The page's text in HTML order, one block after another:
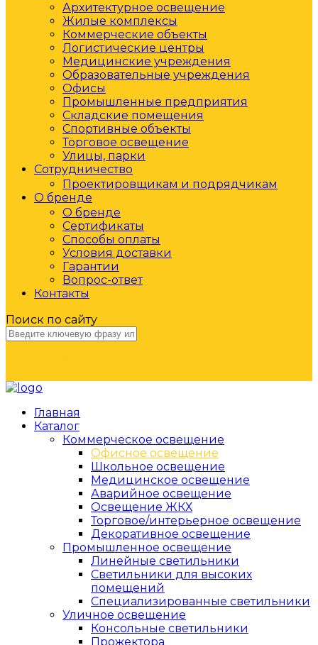
Архитектурное освещение
Жилые комплексы
Коммерческие объекты
Логистические центры
Медицинские учреждения
Образовательные учреждения
Офисы
Промышленные предприятия
Складские помещения
Спортивные объекты
Торговое освещение
Улицы, парки
Сотрудничество
Проектировщикам и подрядчикам
О бренде
О бренде
Сертификаты
Способы оплаты
Условия доставки
Гарантии
Вопрос-ответ
Контакты
Поиск по сайту
Главная
Каталог
Коммерческое освещение
Офисное освещение
Школьное освещение
Медицинское освещение
Аварийное освещение
Освещение ЖКХ
Торговое/интерьерное освещение
Декоративное освещение
Промышленное освещение
Линейные светильники
Светильники для высоких
помещений
Специализированные светильники
Уличное освещение
Консольные светильники
Прожектора